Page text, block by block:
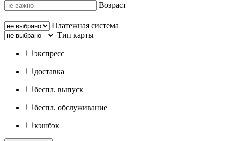
Возраст
Платежная система
Тип карты
экспресс
доставка
беспл. выпуск
беспл. обслуживание
кэшбэк